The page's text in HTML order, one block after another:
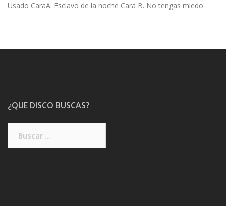
Usado CaraA. Esclavo de la noche Cara B. No tengas miedo
¿QUE DISCO BUSCAS?